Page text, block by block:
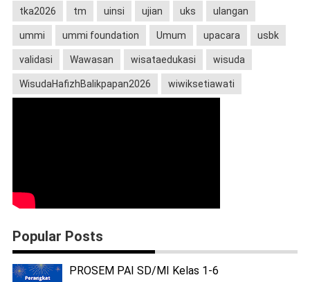
tka2026 tm uinsi ujian uks ulangan
ummi ummi foundation Umum upacara usbk
validasi Wawasan wisataedukasi wisuda
WisudaHafizhBalikpapan2026 wiwiksetiawati
Popular Posts
PROSEM PAI SD/MI Kelas 1-6